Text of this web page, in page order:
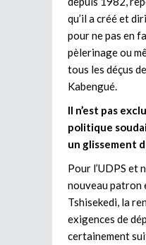
qu’il a créé et
pour ne pas en
pèlerinage ou
tous les déçus
Kabengué.
Il n’est pas
politique
un glissement
Pour l’UDPS et
nouveau patron
Tshisekedi, la
exigences de
certainement